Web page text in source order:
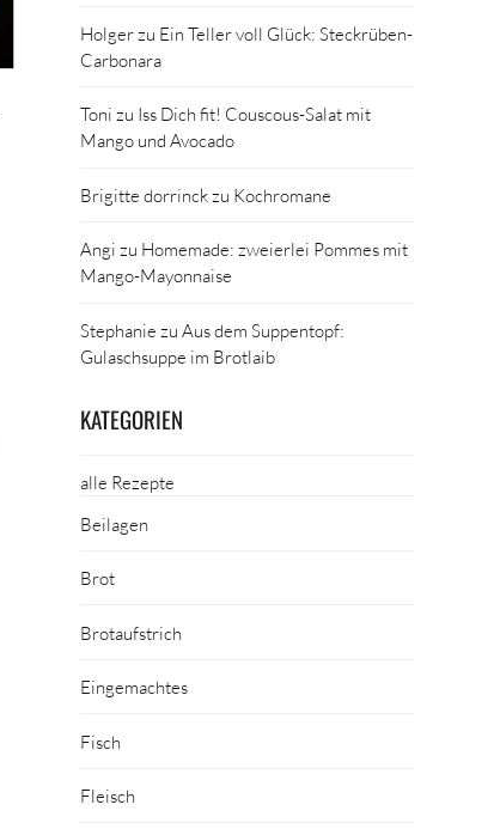
Holgerzu Ein Teller voll Glück: Steckrüben-
Carbonara
Toni zu Iss Dich fit! Couscous-Salat mit
Mango und Avocado
Brigitte dorrinckzu Kochromane
Angi zu Homemade: zweierlei Pommes mit
Mango-Mayonnaise
Stephanie zuAus dem Suppentopf:
Gulaschsuppe im Brotlaib
KATEGORIEN
alle Rezepte
Beilagen
Brot
Brotaufstrich
Eingemachtes
Fisch
Fleisch